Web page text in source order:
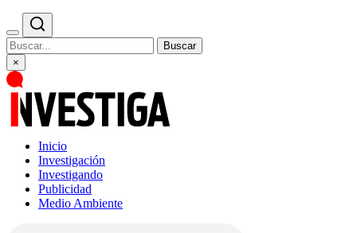
Buscar
×
Inicio
Investigación
Investigando
Publicidad
Medio Ambiente